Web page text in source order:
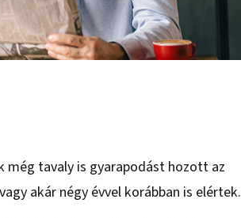
még tavaly is gyarapodást hozott az
akár négy évvel korábban is elértek.